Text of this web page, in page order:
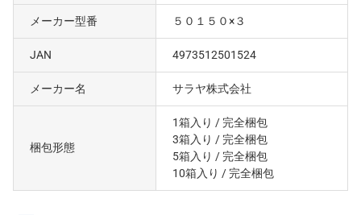
メーカー型番 ５０１５０×３
JAN 4973512501524
メーカー名 サラヤ株式会社
梱包形態
1箱入り / 完全梱包
3箱入り / 完全梱包
5箱入り / 完全梱包
10箱入り / 完全梱包